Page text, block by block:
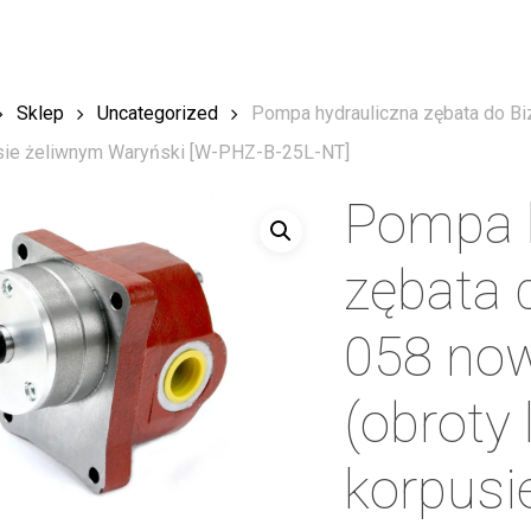
Sklep Uncategorized
Pompa hydrauliczna zębata do
żeliwnym Waryński [W-PHZ-B-25L-NT]
Pompa
zębata
058
(obroty